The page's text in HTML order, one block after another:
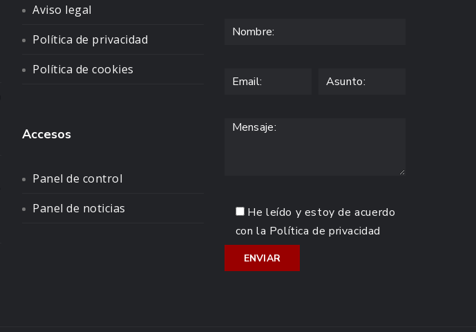
Aviso legal
Política de privacidad
Política de cookies
Accesos
Panel de control
Panel de noticias
He leído y estoy de acuerdo
con la Política de privacidad